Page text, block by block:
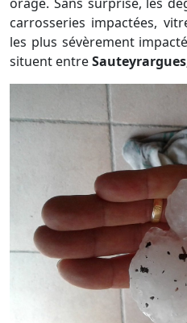
carrosseries impactées,
les plus sévèrement
situent entre